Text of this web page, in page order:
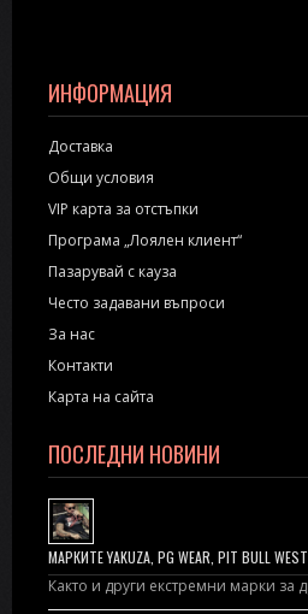
ИНФОРМАЦИЯ
Доставка
Общи условия
VIP карта за отстъпки
Програма „Лоялен клиент“
Пазарувай с кауза
Често задавани въпроси
За нас
Контакти
Карта на сайта
ПОСЛЕДНИ НОВИНИ
МАРКИТЕ YAKUZA, PG WEAR, PIT BULL
Както и други екстремни марки за